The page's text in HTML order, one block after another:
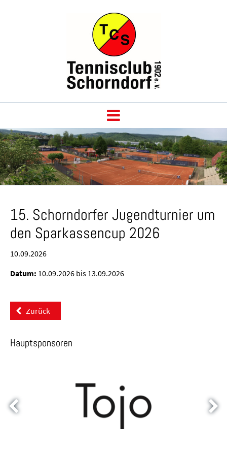
15. Schorndorfer Jugendturnier um
den Sparkassencup 2026
10.09.2026
Datum: 10.09.2026 bis 13.09.2026
Zurück
Hauptsponsoren